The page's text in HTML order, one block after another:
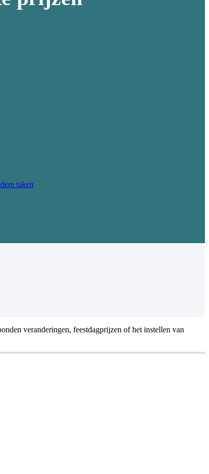
taken
veranderingen, feestdagprijzen of het instellen van